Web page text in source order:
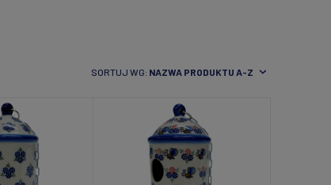
SORTUJ WG: NAZWA PRODUKTU A-Z